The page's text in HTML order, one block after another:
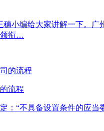
小编给大家讲解一下。
领衔…
流程
：“不具备设置条件的应